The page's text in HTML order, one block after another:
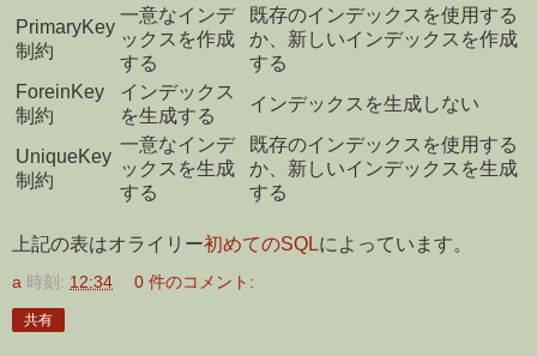
PrimaryKey
制約
一意なインデ
ックスを作成
する
既存のインデックスを使用する
か、新しいインデックスを作成
する
ForeinKey
制約
インデックス
を生成する
インデックスを生成しない
UniqueKey
制約
一意なインデ
ックスを生成
する
既存のインデックスを使用する
か、新しいインデックスを生成
する
上記の表はオライリー初めてのSQLによっています。
a 時刻: 12:34 0 件のコメント:
共有